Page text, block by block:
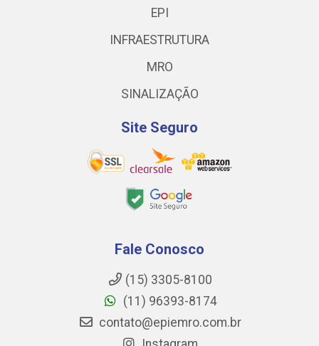
EPI
INFRAESTRUTURA
MRO
SINALIZAÇÃO
Site Seguro
Fale Conosco
(15) 3305-8100
(11) 96393-8174
contato@epiemro.com.br